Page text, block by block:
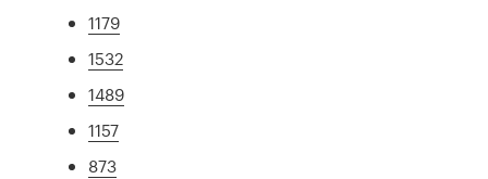
1179
1532
1489
1157
873